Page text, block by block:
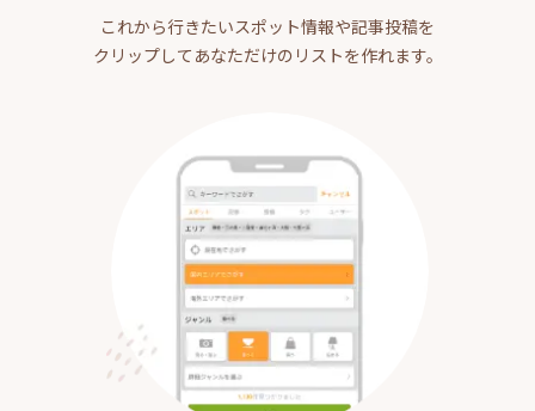
これから行きたいスポット情報や記事投稿を
クリップしてあなただけのリストを作れます。